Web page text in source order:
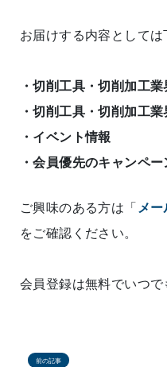
お届けする内容としては
・切削工具・切削加工
・切削工具・切削加工
・イベント情報
・会員優先のキャンペ
ご興味のある方は「メ
をご確認ください。
会員登録は無料でいつで
前の記事